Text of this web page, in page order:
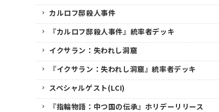
カルロフ邸殺人事件
『カルロフ邸殺人事件』統率者デッキ
イクサラン：失われし洞窟
『イクサラン：失われし洞窟』統率者デッキ
スペシャルゲスト(LCI)
『指輪物語：中つ国の伝承』ホリデーリリース